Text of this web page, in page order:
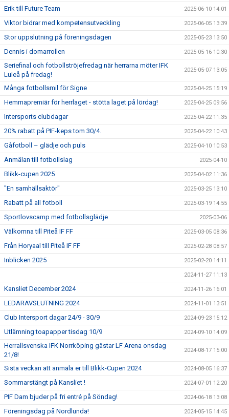
Erik till Future Team 2025-06-10 14:01
Viktor bidrar med kompetensutveckling 2025-06-05 13:39
Stor uppslutning på föreningsdagen 2025-05-23 13:50
Dennis i domarrollen 2025-05-16 10:30
Seriefinal och fotbollströjefredag när herrarna möter IFK
Luleå på fredag!
2025-05-07 13:05
Många fotbollsmil för Signe 2025-04-25 15:19
Hemmapremiär för herrlaget - stötta laget på lördag! 2025-04-25 09:56
Intersports clubdagar 2025-04-22 11:35
20% rabatt på PIF-keps tom 30/4. 2025-04-22 10:43
Gåfotboll – glädje och puls 2025-04-10 10:53
Anmälan till fotbollslag 2025-04-10
Blikk-cupen 2025 2025-04-02 11:36
"En samhällsaktör" 2025-03-25 13:10
Rabatt på all fotboll 2025-03-19 14:55
Sportlovscamp med fotbollsglädje 2025-03-06
Välkomna till Piteå IF FF 2025-03-05 08:36
Från Horyaal till Piteå IF FF 2025-02-28 08:57
Inblicken 2025 2025-02-20 14:11
2024-11-27 11:13
Kansliet December 2024 2024-11-26 16:01
LEDARAVSLUTNING 2024 2024-11-01 13:51
Club Intersport dagar 24/9 - 30/9 2024-09-23 15:12
Utlämning toapapper tisdag 10/9 2024-09-10 14:09
Herrallsvenska IFK Norrköping gästar LF Arena onsdag
21/8!
2024-08-17 15:00
Sista veckan att anmäla er till Blikk-Cupen 2024 2024-08-05 16:37
Sommarstängt på Kansliet ! 2024-07-01 12:20
PIF Dam bjuder på fri entré på Söndag! 2024-06-18 13:08
Föreningsdag på Nordlunda! 2024-05-15 14:45